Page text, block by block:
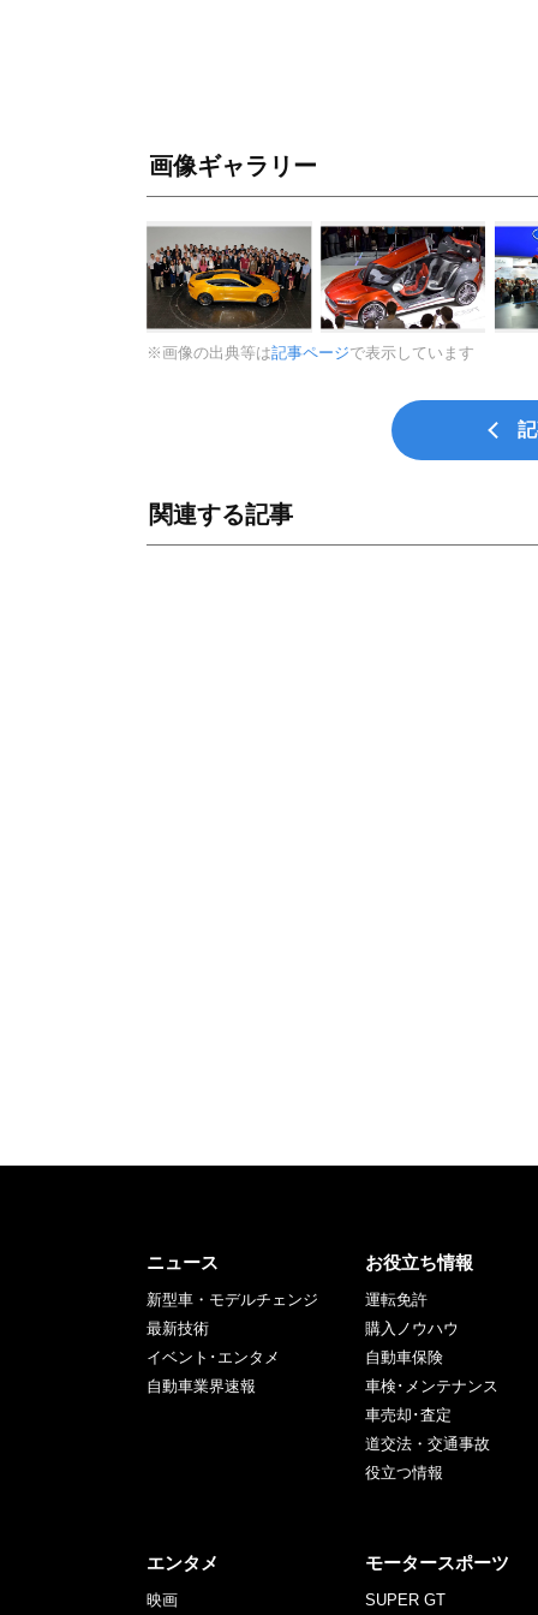
画像ギャラリー
※画像の出典等は記事ページで表示しています
関連する記事
ニュース
新型車・モデルチェンジ
最新技術
イベント･エンタメ
自動車業界速報
お役立ち情報
運転免許
購入ノウハウ
自動車保険
車検･メンテナンス
車売却･査定
道交法・交通事故
役立つ情報
エンタメ
映画
モータースポーツ
SUPER GT